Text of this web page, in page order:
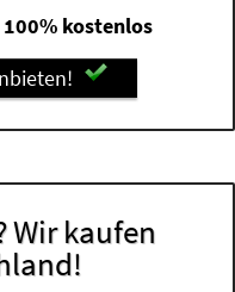
kostenlos
Wir kaufen